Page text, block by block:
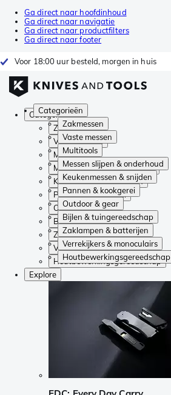
Ga direct naar hoofdinhoud
Ga direct naar navigatie
Ga direct naar productfilters
Ga direct naar footer
Voor 18:00 uur besteld, morgen in huis
Categorieën
Zakmessen
Vaste messen
Multitools
Messen slijpen & onderhoud
Keukenmessen & snijden
Pannen & kookgerei
Outdoor & gear
Bijlen & tuingereedschap
Zaklampen & batterijen
Verrekijkers & monoculairs
Houtbewerkingsgereedschap
Categorieën
Zakmessen
Vaste messen
Multitools
Messen slijpen & onderhoud
Keukenmessen & snijden
Pannen & kookgerei
Outdoor & gear
Bijlen & tuingereedschap
Zaklampen & batterijen
Verrekijkers & monoculairs
Houtbewerkingsgereedschap
Explore